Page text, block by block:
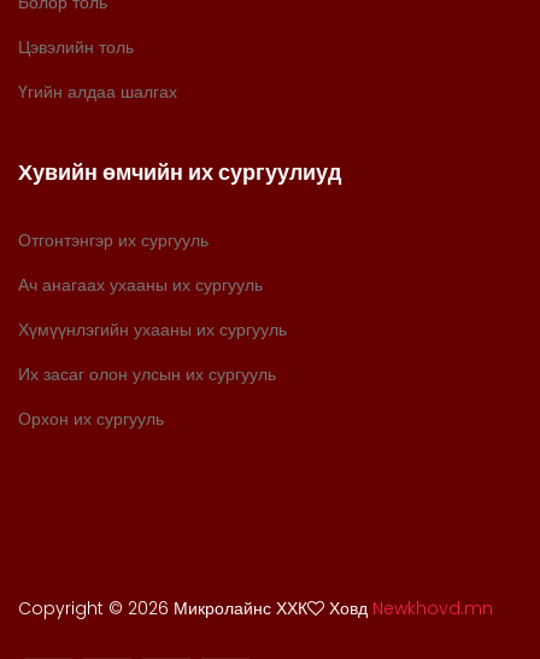
Цэвэлийн толь
Үгийн алдаа шалгах
Хувийн өмчийн их сургуулиуд
Отгонтэнгэр их сургууль
Ач анагаах ухааны их сургууль
Хүмүүнлэгийн ухааны их сургууль
Их засаг олон улсын их сургууль
Орхон их сургууль
Copyright © 2026 Микролайнс ХХК Ховд Newkhovd.mn